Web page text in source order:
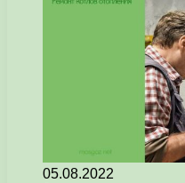
05.08.2022